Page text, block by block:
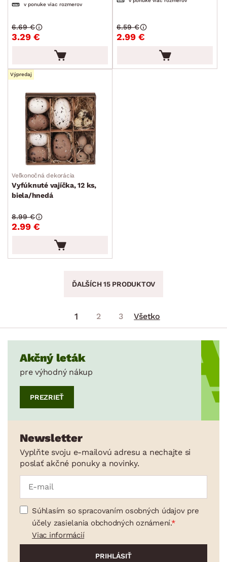
v ponuke viac rozmerov
3.29 €
6.69 €
2.99 €
6.59 €
Výpredaj
Veľkonočná dekorácia
Vyfúknuté vajíčka, 12 ks,
biela/hnedá
2.99 €
8.99 €
ĎALŠÍCH 15 PRODUKTOV
1 2 3 Všetko
Akčný leták
pre výhodný nákup
PREZRIEŤ
Newsletter
Vyplňte svoju e-mailovú adresu a nechajte si
poslať akčné ponuky a novinky.
Súhlasím so spracovaním osobných údajov pre
účely zasielania obchodných oznámení.
Viac informácií